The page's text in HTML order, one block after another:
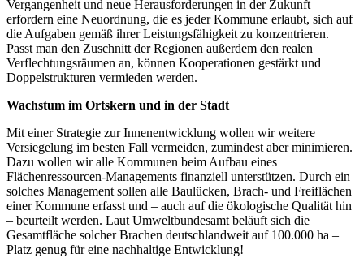
Vergangenheit und neue Herausforderungen in der Zukunft
erfordern eine Neuordnung, die es jeder Kommune erlaubt, sich auf
die Aufgaben gemäß ihrer Leistungsfähigkeit zu konzentrieren.
Passt man den Zuschnitt der Regionen außerdem den realen
Verflechtungsräumen an, können Kooperationen gestärkt und
Doppelstrukturen vermieden werden.
Wachstum im Ortskern und in der Stadt
Mit einer Strategie zur Innenentwicklung wollen wir weitere
Versiegelung im besten Fall vermeiden, zumindest aber minimieren.
Dazu wollen wir alle Kommunen beim Aufbau eines
Flächenressourcen-Managements finanziell unterstützen. Durch ein
solches Management sollen alle Baulücken, Brach- und Freiflächen
einer Kommune erfasst und – auch auf die ökologische Qualität hin
– beurteilt werden. Laut Umweltbundesamt beläuft sich die
Gesamtfläche solcher Brachen deutschlandweit auf 100.000 ha –
Platz genug für eine nachhaltige Entwicklung!